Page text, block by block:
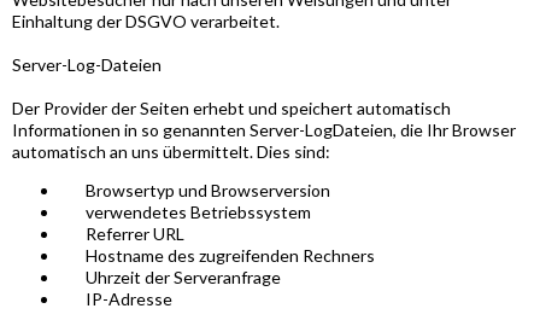
Einhaltung der DSGVO verarbeitet.
Server-Log-Dateien
Der Provider der Seiten erhebt und speichert automatisch
Informationen in so genannten Server-LogDateien, die Ihr Browser
automatisch an uns übermittelt. Dies sind:
Browsertyp und Browserversion
verwendetes Betriebssystem
Referrer URL
Hostname des zugreifenden Rechners
Uhrzeit der Serveranfrage
IP-Adresse